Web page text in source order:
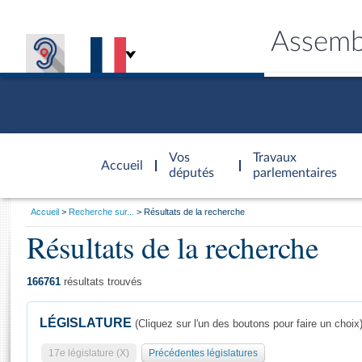
Accueil
d'accueil
Vos
députés
Travaux
parlementaires
Général
Vous
Accueil Recherche sur... Résultats de la recherche
Résultats de la recherche
166761 résultats trouvés
LÉGISLATURE (Cliquez sur l'un des boutons pour faire un choix)
17e législature (X) Précédentes législatures